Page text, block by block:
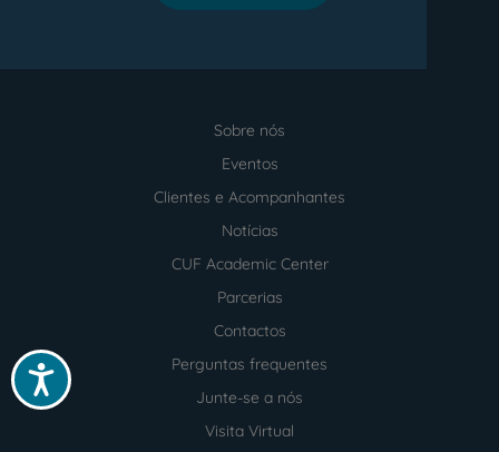
Acessibilidade
Sobre nós
Eventos
Clientes e Acompanhantes
Notícias
CUF Academic Center
Parcerias
Contactos
Perguntas frequentes
Junte-se a nós
Visita Virtual